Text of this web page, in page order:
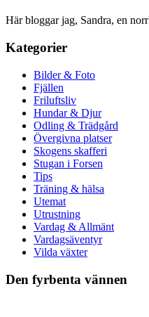
Här bloggar jag, Sandra, en
Kategorier
Bilder & Foto
Fjällen
Friluftsliv
Hundar & Djur
Odling & Trädgård
Övergivna platser
Skogens skafferi
Stugan i Forsen
Tips
Träning & hälsa
Utemat
Utrustning
Vardag & Allmänt
Vardagsäventyr
Vilda växter
Den fyrbenta vännen